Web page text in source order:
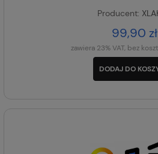
Producent:
99,90 zł
zawiera 23% VAT, bez
DODAJ DO